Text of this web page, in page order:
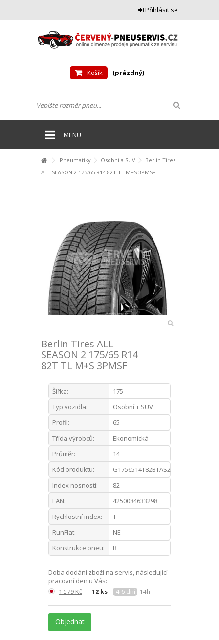
Přihlásit se
Košík (prázdný)
MENU
Pneumatiky Osobní a SUV
Berlin Tires
ALL SEASON 2 175/65 R14 82T TL M+S 3PMSF
Berlin Tires ALL
SEASON 2 175/65 R14
82T TL M+S 3PMSF
Šířka:
175
Typ vozidla:
Osobní + SUV
Profil:
65
Třída výrobců:
Ekonomická
Průměr:
14
Kód produktu:
G1756514T82BTAS2
Index nosnosti:
82
EAN:
4250084633298
Rychlostní index:
T
RunFlat:
NE
Konstrukce pneu:
R
Doba dodání zboží na servis, následující
pracovní den u Vás:
1 579 Kč
12 ks 4-6 dní 14h
Objednat